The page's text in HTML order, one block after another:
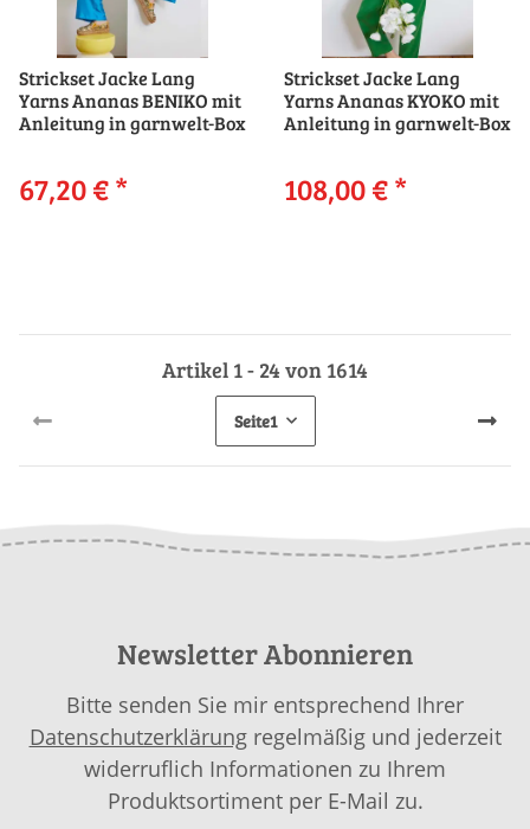
Strickset Jacke Lang
Yarns Ananas BENIKO mit
Anleitung in garnwelt-Box
67,20 €*
Strickset Jacke Lang
Yarns Ananas KYOKO mit
Anleitung in garnwelt-Box
108,00 €*
Artikel 1 - 24 von 1614
Seite1
Newsletter Abonnieren
Bitte senden Sie mir entsprechend Ihrer
Datenschutzerklärungregelmäßig und jederzeit
widerruflich Informationen zu Ihrem
Produktsortiment per E-Mail zu.